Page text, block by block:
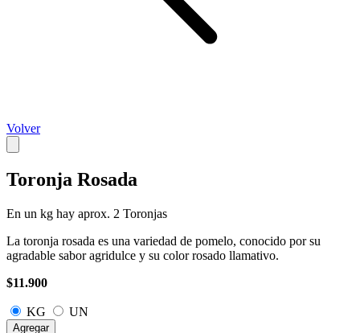
Volver
Toronja Rosada
En un kg hay aprox. 2 Toronjas
La toronja rosada es una variedad de pomelo, conocido por su
agradable sabor agridulce y su color rosado llamativo.
$11.900
KG UN
Agregar